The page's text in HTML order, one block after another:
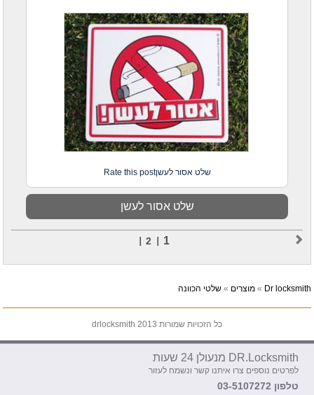
שלט אסור לעשןRate this post
שלט אסור לעשן
1
2
Dr locksmith
»מוצרים »שלטי הכוונה
כל הזכויות שמורות drlocksmith 2013
DR.Locksmith מנעולן 24 שעות
לפרטים נוספים צרו איתנו קשר ונשמח לעזור
טלפון 03-5107272